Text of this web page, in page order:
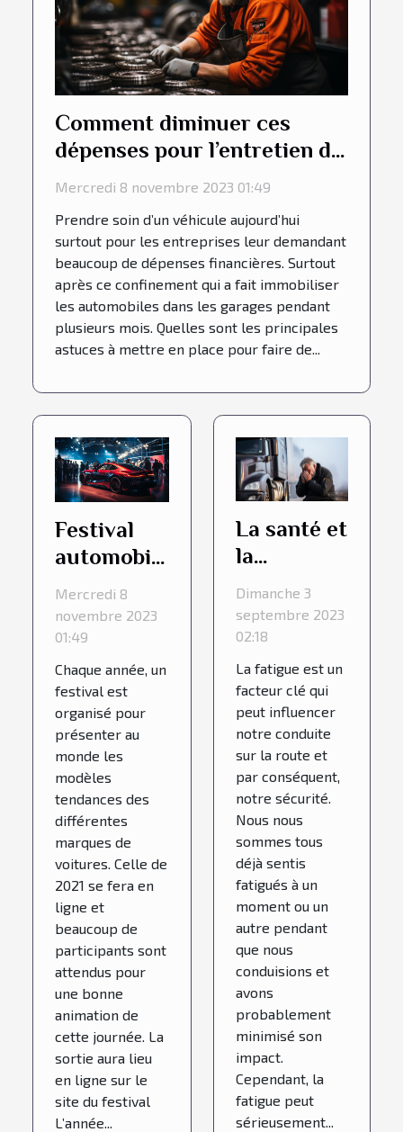
Comment diminuer ces
dépenses pour l’entretien du
véhicule chez les
Mercredi 8 novembre 2023 01:49
Prendre soin d’un véhicule aujourd’hui
surtout pour les entreprises leur demandant
beaucoup de dépenses financières. Surtout
après ce confinement qui a fait immobiliser
les automobiles dans les garages pendant
plusieurs mois. Quelles sont les principales
astuces à mettre en place pour faire de...
Festival
automobile
2021 de
quoi s’agit-
il ?
Mercredi 8
novembre 2023
01:49
Chaque année, un
festival est
organisé pour
présenter au
monde les
modèles
tendances des
différentes
marques de
voitures. Celle de
2021 se fera en
ligne et
beaucoup de
participants sont
attendus pour
une bonne
animation de
cette journée. La
sortie aura lieu
en ligne sur le
site du festival
L’année...
La santé et
la
conduite :
l'influence
de la
fatigue
sur la
sécurité
routière
Dimanche 3
septembre 2023
02:18
La fatigue est un
facteur clé qui
peut influencer
notre conduite
sur la route et
par conséquent,
notre sécurité.
Nous nous
sommes tous
déjà sentis
fatigués à un
moment ou un
autre pendant
que nous
conduisions et
avons
probablement
minimisé son
impact.
Cependant, la
fatigue peut
sérieusement...